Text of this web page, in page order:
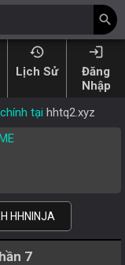
search
history
Lịch Sử
login
Đăng
Nhập
tại hhtq2.xyz
HHNINJA
7